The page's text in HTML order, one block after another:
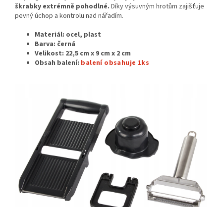
škrabky extrémně pohodlné. Díky výsuvným hrotům zajišťuje
pevný úchop a kontrolu nad nářadím.
Materiál: ocel, plast
Barva: černá
Velikost: 22,5 cm x 9 cm x 2 cm
Obsah balení: balení obsahuje 1ks